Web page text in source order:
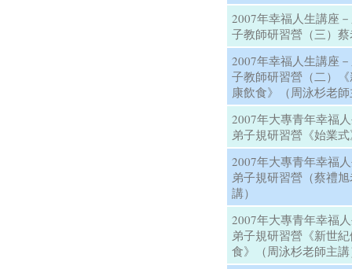
2007年幸福人生講座
子教師研習營（三）
2007年幸福人生講座
子教師研習營（二）
康飲食》（周泳杉老
2007年大專青年幸福
弟子規研習營《始業
2007年大專青年幸福
弟子規研習營（蔡禮
講）
2007年大專青年幸福
弟子規研習營《新世
食》（周泳杉老師主